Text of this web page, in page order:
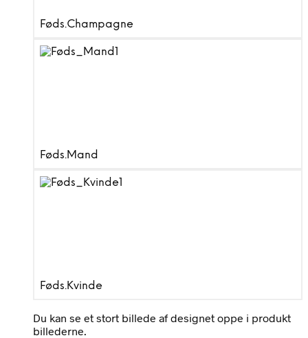
Føds.Champagne
Føds.Mand
Føds.Kvinde
Du kan se et stort billede af designet oppe i produkt
billederne.